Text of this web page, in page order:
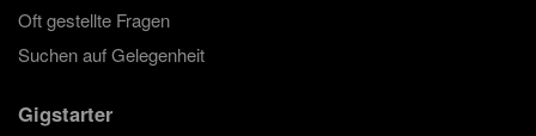
Oft gestellte Fragen
Suchen auf Gelegenheit
Gigstarter